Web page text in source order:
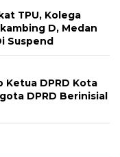
TPU, Kolega
D, Medan
Suspend
Ketua DPRD Kota
DPRD Berinisial